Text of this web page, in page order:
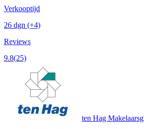
Verkooptijd
26 dgn (+4)
Reviews
9.8(25)
ten Hag